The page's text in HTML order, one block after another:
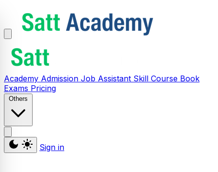
Academy Admission Job Assistant Skill Course Book
Exams Pricing
Others
Sign in